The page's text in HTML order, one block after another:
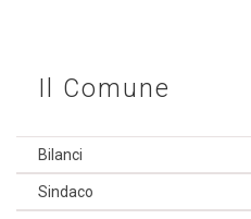
Il Comune
Bilanci
Sindaco